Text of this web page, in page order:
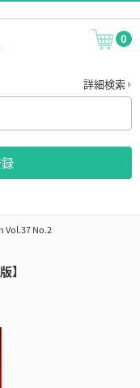
0
詳細検索
Vol.37 No.2
】